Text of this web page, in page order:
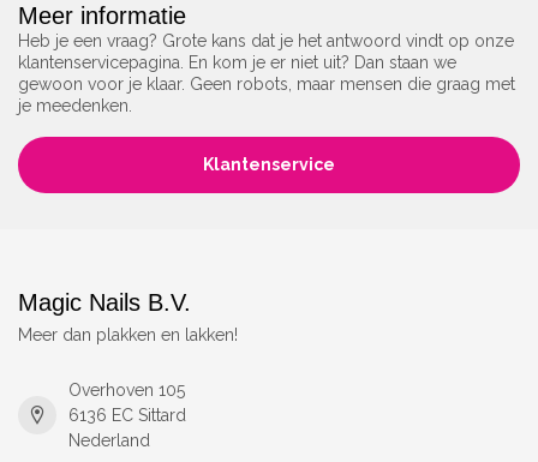
Meer informatie
Heb je een vraag? Grote kans dat je het antwoord vindt op onze
klantenservicepagina. En kom je er niet uit? Dan staan we
gewoon voor je klaar. Geen robots, maar mensen die graag met
je meedenken.
Klantenservice
Magic Nails B.V.
Meer dan plakken en lakken!
Overhoven 105
6136 EC Sittard
Nederland